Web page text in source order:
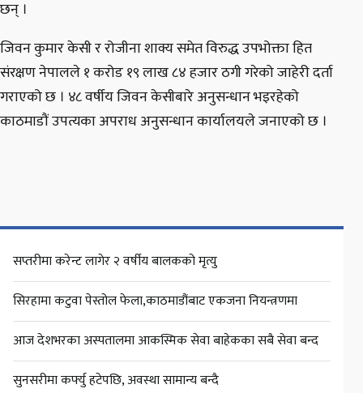
छन् ।
जिवन कुमार केसी र रोजीना शाक्य समेत विरुद्ध उपभोक्ता हित
संरक्षण नेपालले १ करोड १९ लाख ८४ हजार ठगी गरेको जाहेरी दर्ता
गराएको छ । ४८ वर्षीय जिवन केसीबारे अनुसन्धान भइरहेको
काठमाडौं उपत्यका अपराध अनुसन्धान कार्यालयले जनाएको छ ।
सप्तरीमा करेन्ट लागेर २ वर्षीय बालकको मृत्यु
सिरहामा कटुवा पेस्तोल फेला,काठमाडौंबाट एकजना नियन्त्रणमा
आज देशभरका अस्पतालमा आकस्मिक सेवा बाहेकका सबै सेवा बन्द
सुनसरीमा कर्फ्यु हटेपछि, अवस्था सामान्य बन्दै